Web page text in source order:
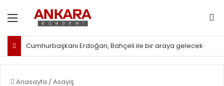
Menü
Cumhurbaşkanı Erdoğan, Bahçeli ile bir araya gelecek
Anasayfa / Asayiş